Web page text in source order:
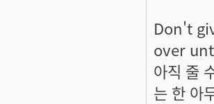
Don't
over
아직 줄
는 한 아